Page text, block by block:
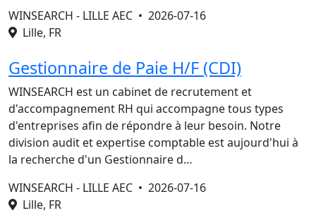
WINSEARCH - LILLE AEC • 2026-07-16
Lille, FR
Gestionnaire de Paie H/F (CDI)
WINSEARCH est un cabinet de recrutement et
d'accompagnement RH qui accompagne tous types
d'entreprises afin de répondre à leur besoin. Notre
division audit et expertise comptable est aujourd'hui à
la recherche d'un Gestionnaire d…
WINSEARCH - LILLE AEC • 2026-07-16
Lille, FR